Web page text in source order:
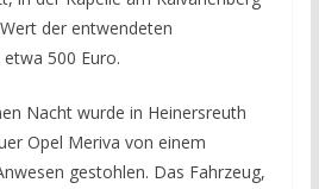
der entwendeten
500 Euro.
Nacht wurde in Heinersreuth
Opel Meriva von einem
gestohlen. Das Fahrzeug,